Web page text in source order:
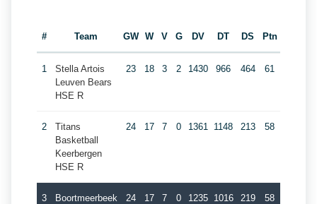
# Team GW W V G DV DT DS Ptn
1
Stella Artois
Leuven Bears
HSE R
23 18 3 2 1430 966 464 61
2
Titans
Basketball
Keerbergen
HSE R
24 17 7 0 1361 1148 213 58
3 Boortmeerbeek 24 17 7 0 1235 1016 219 58